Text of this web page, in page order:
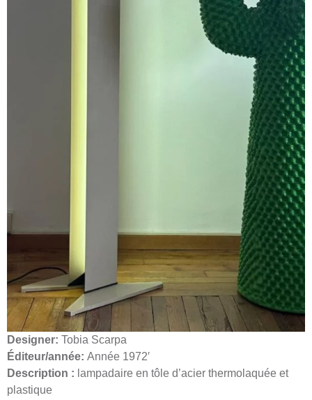
Designer: Tobia Scarpa
Éditeur/année: Année 1972′
Description : lampadaire en tôle d’acier thermolaquée et
plastique